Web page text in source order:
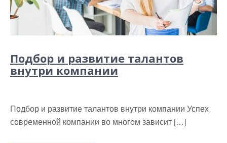
Подбор и развитие талантов
внутри компании
Подбор и развитие талантов внутри компании Успех
современной компании во многом зависит […]